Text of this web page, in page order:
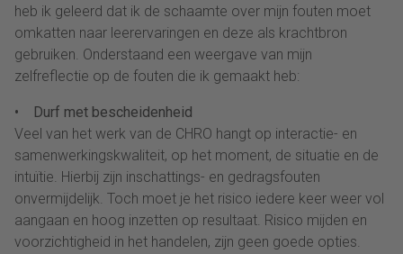
heb ik geleerd dat ik de schaamte over mijn fouten moet
omkatten naar leerervaringen en deze als krachtbron
gebruiken. Onderstaand een weergave van mijn
zelfreflectie op de fouten die ik gemaakt heb:
• Durf met bescheidenheid
Veel van het werk van de CHRO hangt op interactie- en
samenwerkingskwaliteit, op het moment, de situatie en de
intuïtie. Hierbij zijn inschattings- en gedragsfouten
onvermijdelijk. Toch moet je het risico iedere keer weer vol
aangaan en hoog inzetten op resultaat. Risico mijden en
voorzichtigheid in het handelen, zijn geen goede opties.